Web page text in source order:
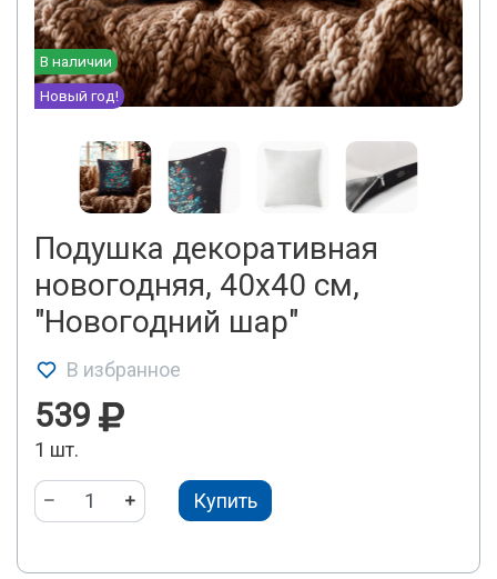
В наличии
Новый год!
Подушка декоративная
новогодняя, 40x40 см,
"Новогодний шар"
В избранное
539
1 шт.
Купить